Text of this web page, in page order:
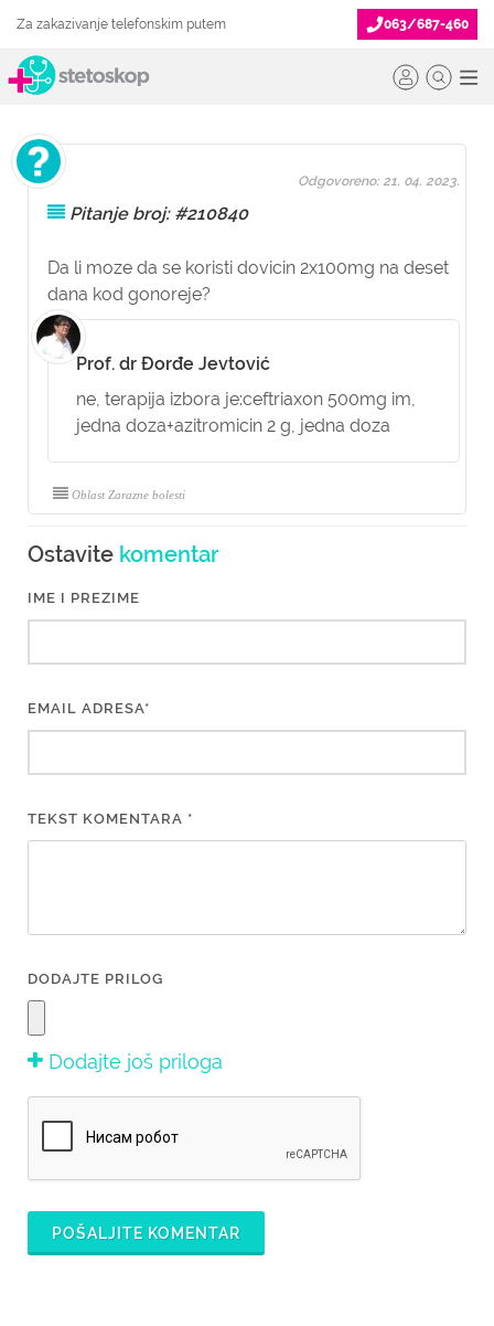
Za zakazivanje telefonskim putem 063/687-460
Pitanje broj: #210840
Da li moze da se koristi dovicin 2x100mg na deset
dana kod gonoreje?
Odgovoreno: 21. 04. 2023.
Prof. dr Đorđe Jevtović
ne, terapija izbora je:ceftriaxon 500mg im,
jedna doza+azitromicin 2 g, jedna doza
Oblast Zarazne bolesti
Ostavite komentar
IME I PREZIME
EMAIL ADRESA*
TEKST KOMENTARA *
DODAJTE PRILOG
Dodajte još priloga
POŠALJITE KOMENTAR